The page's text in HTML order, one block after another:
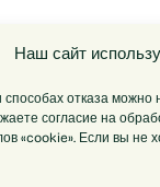
Наш сайт
отказа можно
согласие на
«cookie». Если вы не